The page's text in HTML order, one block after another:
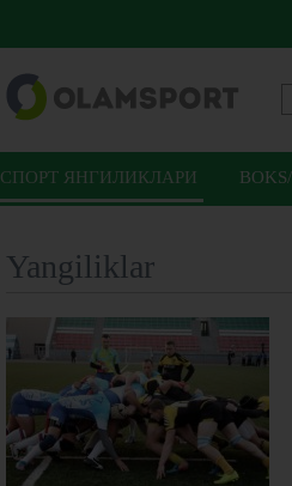
СПОРТ ЯНГИЛИКЛАРИ
Yangiliklar